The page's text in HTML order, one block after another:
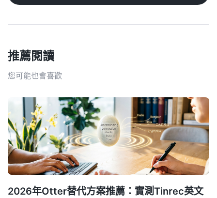
推薦閱讀
您可能也會喜歡
2026年Otter替代方案推薦：實測Tinrec英文